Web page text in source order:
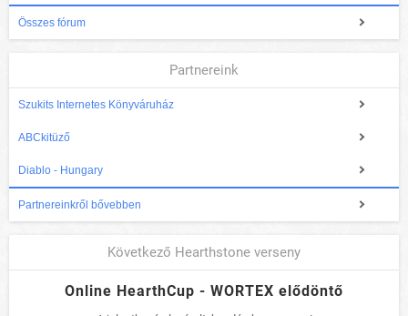
Összes fórum
Partnereink
Szukits Internetes Könyváruház
ABCkitüző
Diablo - Hungary
Partnereinkről bővebben
Következő Hearthstone verseny
Online HearthCup - WORTEX elődöntő